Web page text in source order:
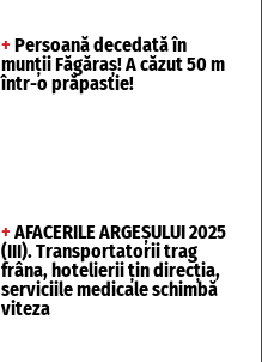
+ Persoană decedată în
munții Făgăraș! A căzut 50 m
într-o prăpastie!
+ AFACERILE ARGEȘULUI 2025
(III). Transportatorii trag
frâna, hotelierii țin direcția,
serviciile medicale schimbă
viteza